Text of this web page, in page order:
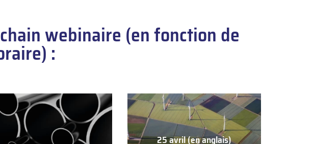
webinaire (en fonction de
:
25 avril (en anglais)